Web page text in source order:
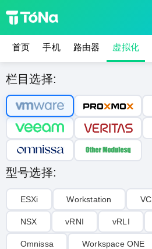
首页 手机 路由器 虚拟化
栏目选择:
型号选择:
ESXi Workstation
NSX vRNI vRLI‌
Omnissa Workspace ONE